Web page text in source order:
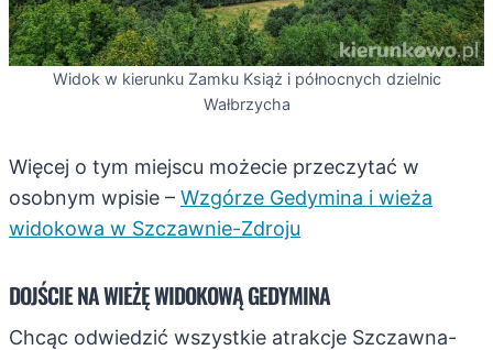
Widok w kierunku Zamku Książ i północnych dzielnic
Wałbrzycha
Więcej o tym miejscu możecie przeczytać w
osobnym wpisie – Wzgórze Gedymina i wieża
widokowa w Szczawnie-Zdroju
DOJŚCIE NA WIEŻĘ WIDOKOWĄ GEDYMINA
Chcąc odwiedzić wszystkie atrakcje Szczawna-